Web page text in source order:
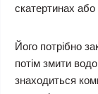
скатертинах або
Його потрібно
потім змити
знаходиться